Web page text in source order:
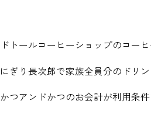
ドトールコーヒーショップのコー
にぎり長次郎で家族全員分のドリ
かつアンドかつのお会計が利用条件